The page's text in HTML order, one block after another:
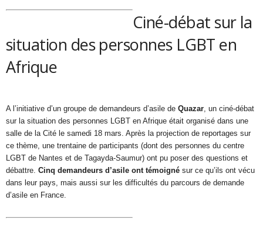
Ciné-débat sur la
situation des personnes LGBT en
Afrique
A l’initiative d’un groupe de demandeurs d’asile de Quazar , un ciné-débat
sur la situation des personnes LGBT en Afrique était organisé dans une
salle de la Cité le samedi 18 mars. Après la projection de reportages sur
ce thème, une trentaine de participants (dont des personnes du centre
LGBT de Nantes et de Tagayda-Saumur) ont pu poser des questions et
débattre. Cinq demandeurs d’asile ont témoigné sur ce qu’ils ont vécu
dans leur pays, mais aussi sur les difficultés du parcours de demande
d’asile en France.